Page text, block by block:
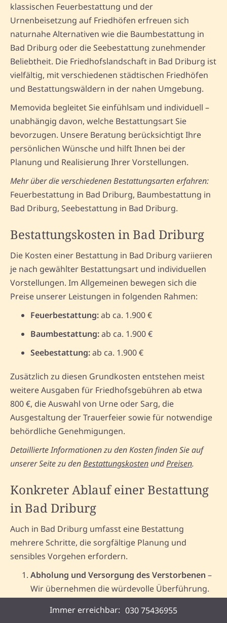
klassischen Feuerbestattung und der
Urnenbeisetzung auf Friedhöfen erfreuen sich
naturnahe Alternativen wie die Baumbestattung in
Bad Driburg oder die Seebestattung zunehmender
Beliebtheit. Die Friedhofslandschaft in Bad Driburg ist
vielfältig, mit verschiedenen städtischen Friedhöfen
und Bestattungswäldern in der nahen Umgebung.
Memovida begleitet Sie einfühlsam und individuell –
unabhängig davon, welche Bestattungsart Sie
bevorzugen. Unsere Beratung berücksichtigt Ihre
persönlichen Wünsche und hilft Ihnen bei der
Planung und Realisierung Ihrer Vorstellungen.
Mehr über die verschiedenen Bestattungsarten erfahren:
Feuerbestattung in Bad Driburg, Baumbestattung in
Bad Driburg, Seebestattung in Bad Driburg.
Bestattungskosten in Bad Driburg
Die Kosten einer Bestattung in Bad Driburg variieren
je nach gewählter Bestattungsart und individuellen
Vorstellungen. Im Allgemeinen bewegen sich die
Preise unserer Leistungen in folgenden Rahmen:
Feuerbestattung:ab ca. 1.900 €
Baumbestattung:ab ca. 1.900 €
Seebestattung:ab ca. 1.900 €
Zusätzlich zu diesen Grundkosten entstehen meist
weitere Ausgaben für Friedhofsgebühren ab etwa
800 €, die Auswahl von Urne oder Sarg, die
Ausgestaltung der Trauerfeier sowie für notwendige
behördliche Genehmigungen.
Detaillierte Informationen zu den Kosten finden Sie auf
unserer Seite zu denBestattungskosten undPreisen.
Konkreter Ablauf einer Bestattung
in Bad Driburg
Auch in Bad Driburg umfasst eine Bestattung
mehrere Schritte, die sorgfältige Planung und
sensibles Vorgehen erfordern.
Abholung und Versorgung des Verstorbenen –
Wir übernehmen die würdevolle Überführung.
Behördliche Formalitäten– Beantragung der
Immer erreichbar: 030 75436955